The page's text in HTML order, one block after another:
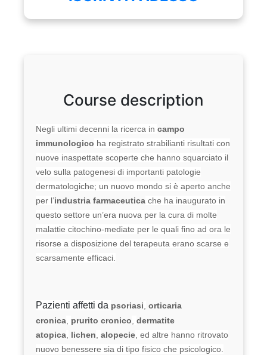
Course description
Negli ultimi decenni la ricerca in campo
immunologico ha registrato strabilianti risultati con
nuove inaspettate scoperte che hanno squarciato il
velo sulla patogenesi di importanti patologie
dermatologiche; un nuovo mondo si è aperto anche
per l’industria farmaceutica che ha inaugurato in
questo settore un’era nuova per la cura di molte
malattie citochino-mediate per le quali fino ad ora le
risorse a disposizione del terapeuta erano scarse e
scarsamente efficaci.
Pazienti affetti da psoriasi orticaria
cronica prurito cronico dermatite
atopica lichen alopecie , ed altre hanno ritrovato
nuovo benessere sia di tipo fisico che psicologico.